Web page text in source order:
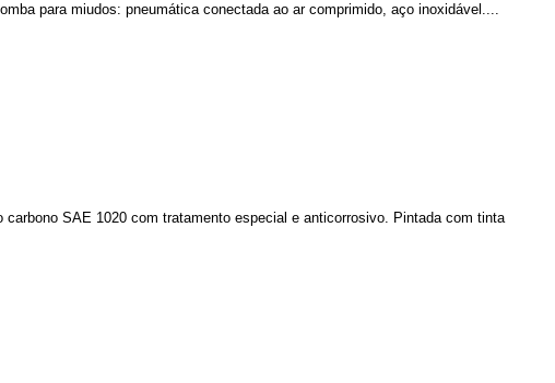
para miudos: pneumática conectada ao ar comprimido, aço inoxidável....
SAE 1020 com tratamento especial e anticorrosivo. Pintada com tinta